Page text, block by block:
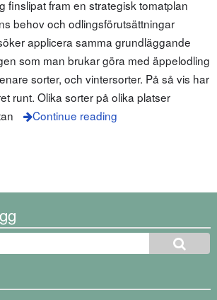
finslipat fram en strategisk tomatplan
behov och odlingsförutsättningar
applicera samma grundläggande
som man brukar göra med äppelodling
sorter, och vintersorter. På så vis har
runt. Olika sorter på olika platser
Continue reading